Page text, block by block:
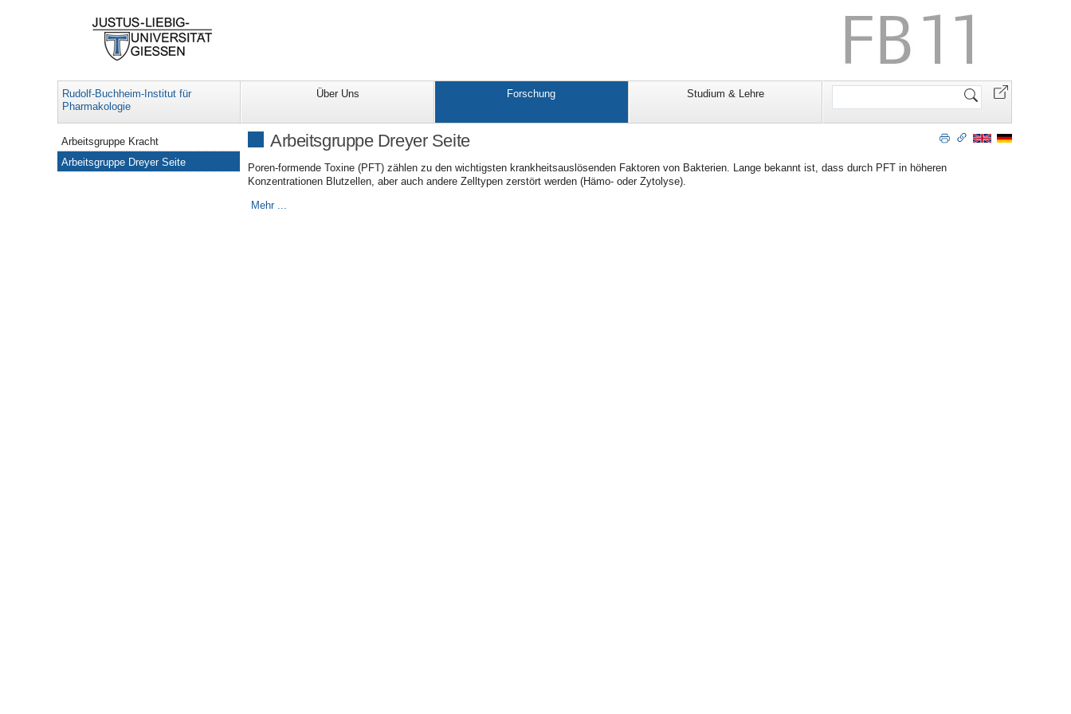
Rudolf-Buchheim-Institut für
Pharmakologie
Über Uns Forschung Studium & Lehre
Website
Arbeitsgruppe Dreyer Seite
Poren-formende Toxine (PFT) zählen zu den wichtigsten krankheitsauslösenden Faktoren von Bakterien. Lange bekannt ist, dass durch PFT in höheren
Konzentrationen Blutzellen, aber auch andere Zelltypen zerstört werden (Hämo- oder Zytolyse).
Mehr ...
Navigation
Arbeitsgruppe Kracht
Arbeitsgruppe Dreyer Seite